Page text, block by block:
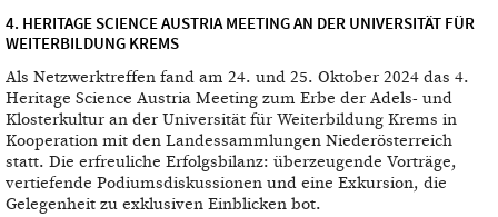
4. HERITAGE SCIENCE AUSTRIA MEETING AN DER UNIVERSITÄT FÜR
WEITERBILDUNG KREMS
Als Netzwerktreffen fand am 24. und 25. Oktober 2024 das 4.
Heritage Science Austria Meeting zum Erbe der Adels- und
Klosterkultur an der Universität für Weiterbildung Krems in
Kooperation mit den Landessammlungen Niederösterreich
statt. Die erfreuliche Erfolgsbilanz: überzeugende Vorträge,
vertiefende Podiumsdiskussionen und eine Exkursion, die
Gelegenheit zu exklusiven Einblicken bot.